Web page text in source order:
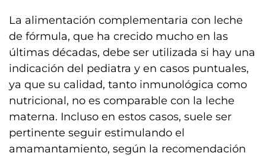
La alimentación complementaria con leche
de fórmula, que ha crecido mucho en las
últimas décadas, debe ser utilizada si hay una
indicación del pediatra y en casos puntuales,
ya que su calidad, tanto inmunológica como
nutricional, no es comparable con la leche
materna. Incluso en estos casos, suele ser
pertinente seguir estimulando el
amamantamiento, según la recomendación